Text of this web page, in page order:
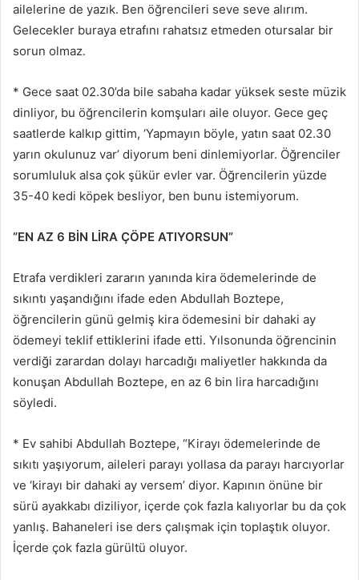
ailelerine de yazık. Ben öğrencileri seve seve alırım.
Gelecekler buraya etrafını rahatsız etmeden otursalar bir
sorun olmaz.
* Gece saat 02.30’da bile sabaha kadar yüksek seste müzik
dinliyor, bu öğrencilerin komşuları aile oluyor. Gece geç
saatlerde kalkıp gittim, ‘Yapmayın böyle, yatın saat 02.30
yarın okulunuz var’ diyorum beni dinlemiyorlar. Öğrenciler
sorumluluk alsa çok şükür evler var. Öğrencilerin yüzde
35-40 kedi köpek besliyor, ben bunu istemiyorum.
“EN AZ 6 BİN LİRA ÇÖPE ATIYORSUN”
Etrafa verdikleri zararın yanında kira ödemelerinde de
sıkıntı yaşandığını ifade eden Abdullah Boztepe,
öğrencilerin günü gelmiş kira ödemesini bir dahaki ay
ödemeyi teklif ettiklerini ifade etti. Yılsonunda öğrencinin
verdiği zarardan dolayı harcadığı maliyetler hakkında da
konuşan Abdullah Boztepe, en az 6 bin lira harcadığını
söyledi.
* Ev sahibi Abdullah Boztepe, “Kirayı ödemelerinde de
sıkıtı yaşıyorum, aileleri parayı yollasa da parayı harcıyorlar
ve ‘kirayı bir dahaki ay versem’ diyor. Kapının önüne bir
sürü ayakkabı diziliyor, içerde çok fazla kalıyorlar bu da çok
yanlış. Bahaneleri ise ders çalışmak için toplaştık oluyor.
İçerde çok fazla gürültü oluyor.